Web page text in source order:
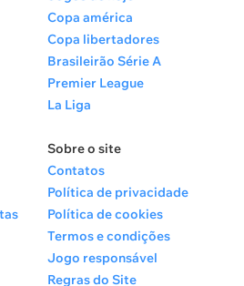
Copa américa
Copa libertadores
Brasileirão Série A
Premier League
La Liga
Sobre o site
Contatos
Política de privacidade
Política de cookies
Termos e condições
Jogo responsável
Regras do Site